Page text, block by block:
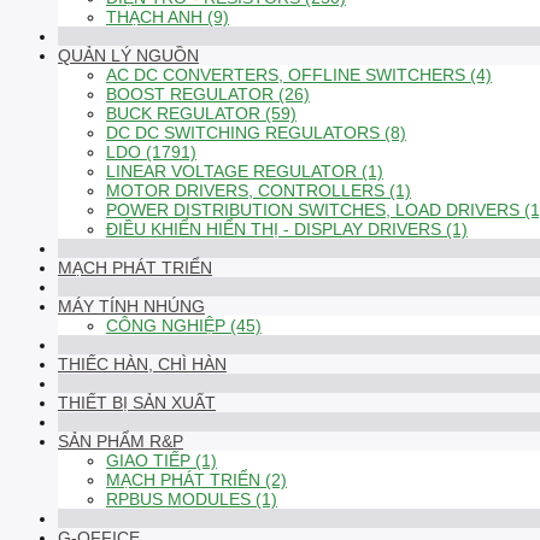
THẠCH ANH (9)
QUẢN LÝ NGUỒN
AC DC CONVERTERS, OFFLINE SWITCHERS (4)
BOOST REGULATOR (26)
BUCK REGULATOR (59)
DC DC SWITCHING REGULATORS (8)
LDO (1791)
LINEAR VOLTAGE REGULATOR (1)
MOTOR DRIVERS, CONTROLLERS (1)
POWER DISTRIBUTION SWITCHES, LOAD DRIVERS
ĐIỀU KHIỂN HIỂN THỊ - DISPLAY DRIVERS (1)
MẠCH PHÁT TRIỂN
MÁY TÍNH NHÚNG
CÔNG NGHIỆP (45)
THIẾC HÀN, CHÌ HÀN
THIẾT BỊ SẢN XUẤT
SẢN PHẨM R&P
GIAO TIẾP (1)
MẠCH PHÁT TRIỂN (2)
RPBUS MODULES (1)